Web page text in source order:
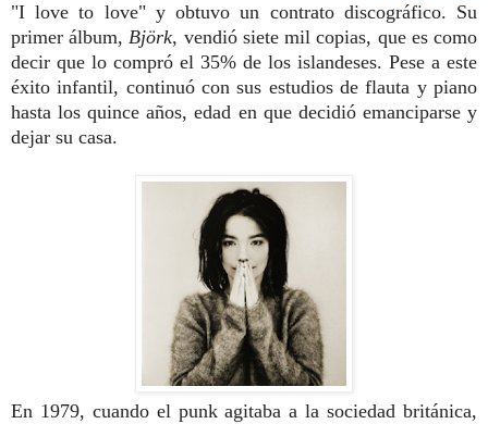
"I love to love" y obtuvo un contrato discográfico. Su
primer álbum,Björk, vendió siete mil copias, que es como
decir que lo compró el 35% de los islandeses. Pese a este
éxito infantil, continuó con sus estudios de flauta y piano
hasta los quince años, edad en que decidió emanciparse y
dejar su casa.
En 1979, cuando el punk agitaba a la sociedad británica,